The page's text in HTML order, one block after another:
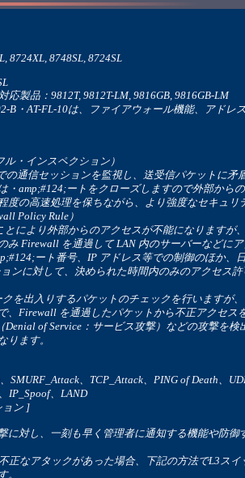
8724XL, 8748SL, 8724SL
AT-FL-10 （販売終了） 	対応製品：9812T, 9812T-LM, 9816GB, 9816GB-LM
ル・インスペクション）
・amp;#124;ートをクローズしますので外部から
度の高速処理を保ちながら、より強度なセキュリ
Policy Rule）
み Firewall を通過して LAN 内のサーバーなどに
ート番号、IP アドレス等での制御のほか、
ンに対して、決められた時間内のみのアクセス許
、Firewall を通過したパケットから不正アクセス
Denial of Service：サービス攻撃）などの攻撃を
ります。
SMURF_Attack、TCP_Attack、PING of Death、
IP_Spoof、LAND
ン ]
に対し、一刻も早く管理者に通知する機能や防御
正なアタックがあった場合、下記の方法でL3スイ
。